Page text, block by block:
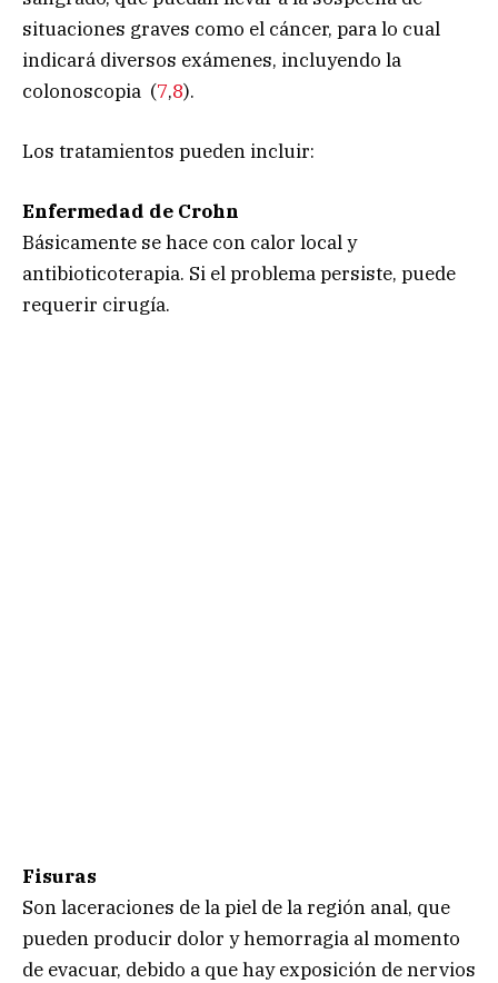
situaciones graves como el cáncer, para lo cual
indicará diversos exámenes, incluyendo la
colonoscopia (7,8).
Los tratamientos pueden incluir:
Enfermedad de Crohn
Básicamente se hace con calor local y
antibioticoterapia. Si el problema persiste, puede
requerir cirugía.
Fisuras
Son laceraciones de la piel de la región anal, que
pueden producir dolor y hemorragia al momento
de evacuar, debido a que hay exposición de nervios